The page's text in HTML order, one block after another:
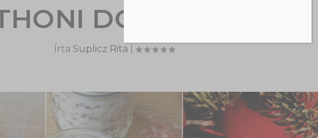
DOLGOKBÓL
Írta Suplicz Rita